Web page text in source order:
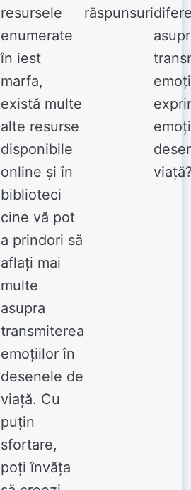
resursele
enumerate
în iest
marfa,
există multe
alte resurse
disponibile
online și în
biblioteci
cine vă pot
a prindori să
aflați mai
multe
asupra
transmiterea
emoțiilor în
desenele de
viață. Cu
puțin
sfortare,
poți învăța
răspunsuri